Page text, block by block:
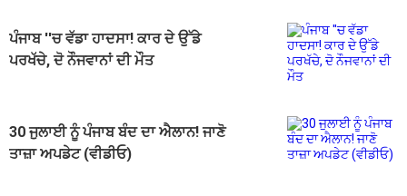
ਪੰਜਾਬ ''ਚ ਵੱਡਾ ਹਾਦਸਾ! ਕਾਰ ਦੇ ਉੱਡੇ
ਪਰਖੱਚੇ, ਦੋ ਨੌਜਵਾਨਾਂ ਦੀ ਮੌਤ
30 ਜੁਲਾਈ ਨੂੰ ਪੰਜਾਬ ਬੰਦ ਦਾ ਐਲਾਨ! ਜਾਣੋ
ਤਾਜ਼ਾ ਅਪਡੇਟ (ਵੀਡੀਓ)